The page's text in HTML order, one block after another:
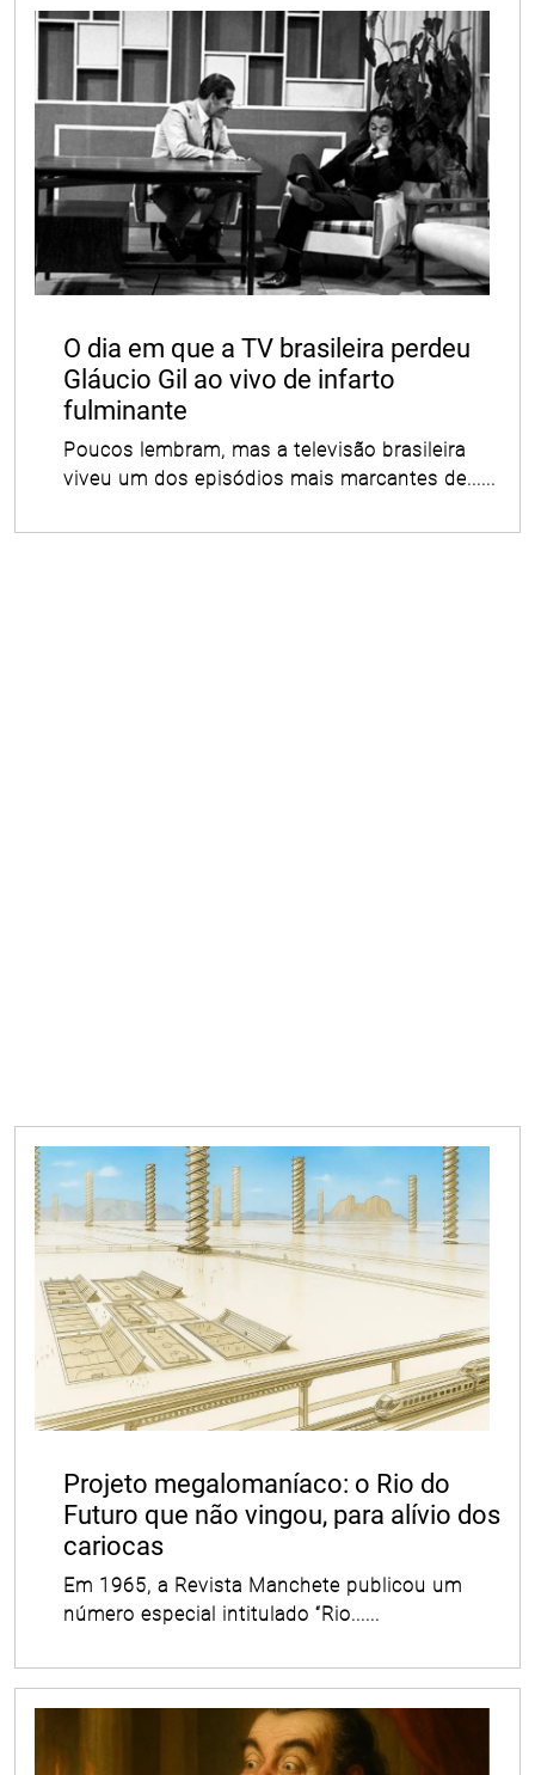
O dia em que a TV brasileira perdeu
Gláucio Gil ao vivo de infarto
fulminante
Poucos lembram, mas a televisão brasileira
viveu um dos episódios mais marcantes de......
Projeto megalomaníaco: o Rio do
Futuro que não vingou, para alívio dos
cariocas
Em 1965, a Revista Manchete publicou um
número especial intitulado “Rio......